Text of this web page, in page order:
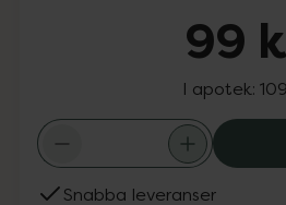
99
I apotek:
Snabba leveranser